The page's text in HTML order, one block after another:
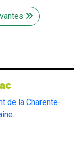
de la Charente-
.